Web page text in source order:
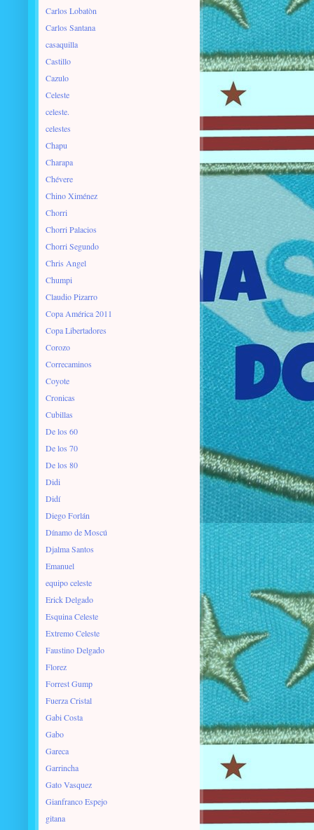
Carlos Lobatòn
Carlos Santana
casaquilla
Castillo
Cazulo
Celeste
celeste.
celestes
Chapu
Charapa
Chévere
Chino Ximénez
Chorri
Chorri Palacios
Chorri Segundo
Chris Angel
Chumpi
Claudio Pizarro
Copa América 2011
Copa Libertadores
Corozo
Correcaminos
Coyote
Cronicas
Cubillas
De los 60
De los 70
De los 80
Didi
Didí
Diego Forlán
Dínamo de Moscú
Djalma Santos
Emanuel
equipo celeste
Erick Delgado
Esquina Celeste
Extremo Celeste
Faustino Delgado
Florez
Forrest Gump
Fuerza Cristal
Gabi Costa
Gabo
Gareca
Garrincha
Gato Vasquez
Gianfranco Espejo
gitana